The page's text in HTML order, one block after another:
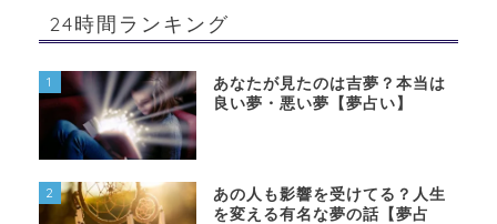
24時間ランキング
1
あなたが見たのは吉夢？本当は
良い夢・悪い夢【夢占い】
2
あの人も影響を受けてる？人生
を変える有名な夢の話【夢占